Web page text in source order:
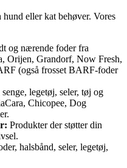
eller kat behøver. Vores
og nærende foder fra
Orijen, Grandorf, Now Fresh,
(også frosset BARF-foder
legetøj, seler, tøj og
Chicopee, Dog
Produkter der støtter din
halsbånd, seler, legetøj,